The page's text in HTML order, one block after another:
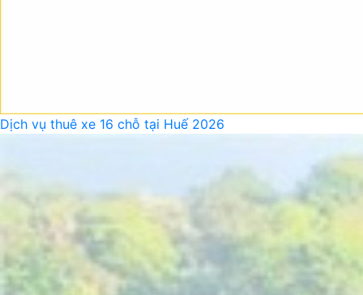
Dịch vụ thuê xe 16 chỗ tại Huế 2026